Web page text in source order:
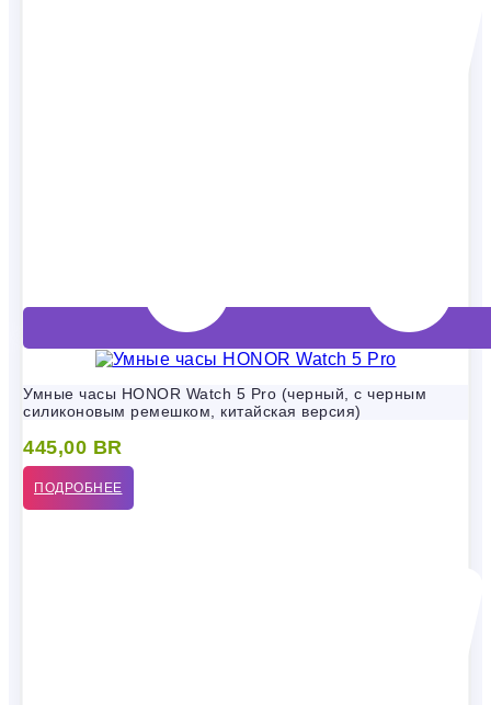
Умные часы HONOR Watch 5 Pro (черный, с черным
силиконовым ремешком, китайская версия)
445,00 BR
ПОДРОБНЕЕ